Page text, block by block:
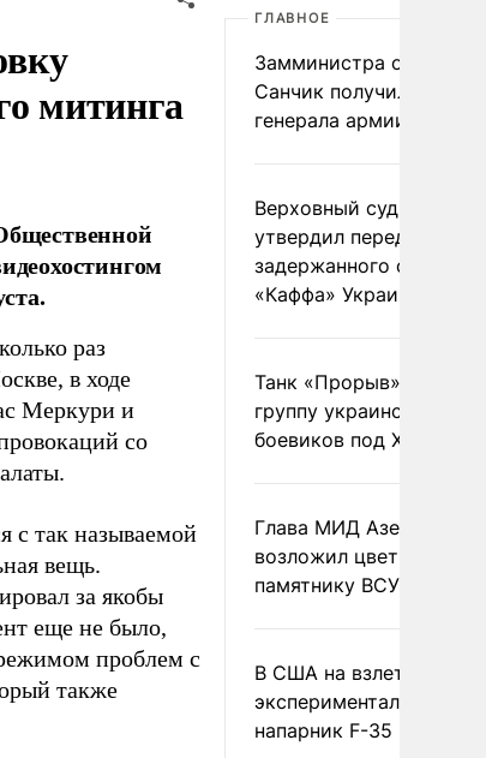
митинга
раз
в ходе
Меркури и
со
с так называемой
вещь.
за якобы
еще не было,
проблем с
также
ГЛАВНОЕ
Замминистра обороны
Санчик получил звание
генерала армии
Верховный суд Швеции
утвердил передачу
задержанного
«Каффа» Украине
Танк «Прорыв»
группу украинских
боевиков под
Глава МИД
возложил цветы к
памятнику ВСУ
В США на взлете
экспериментальный
напарник F-35